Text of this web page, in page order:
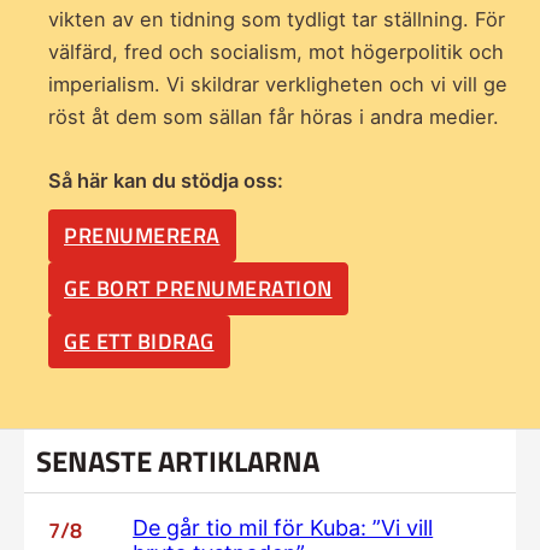
vikten av en tidning som tydligt tar ställning. För
välfärd, fred och socialism, mot högerpolitik och
imperialism. Vi skildrar verkligheten och vi vill ge
röst åt dem som sällan får höras i andra medier.
Så här kan du stödja oss:
PRENUMERERA
GE BORT PRENUMERATION
GE ETT BIDRAG
SENASTE ARTIKLARNA
7/8
De går tio mil för Kuba: ”Vi vill